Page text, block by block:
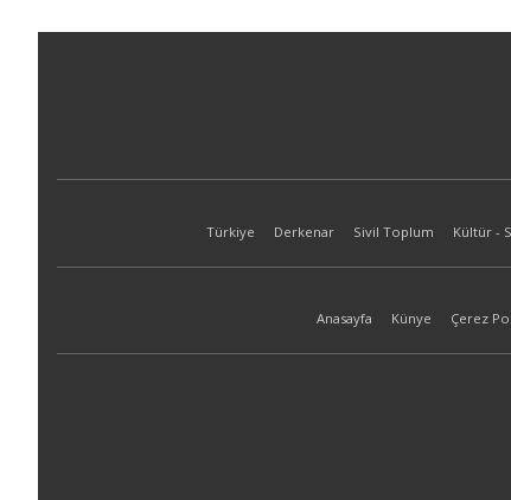
Türkiye Derkenar Sivil Toplum Kültür -
Anasayfa Künye Çerez